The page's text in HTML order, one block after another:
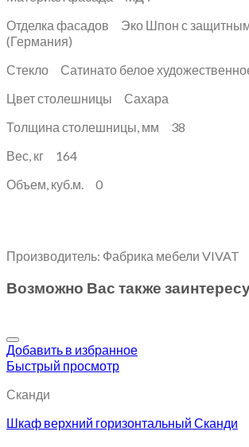
Отделка фасадов Эко Шпон с
(Германия)
Стекло Сатинато белое
Цвет столешницы Сахара
Толщина столешницы, мм 38
Вес, кг 164
Объем, куб.м. 0
Производитель: Фабрика мебели VIVAT
Возможно Вас также
Добавить в избранное
Быстрый просмотр
Сканди
Шкаф верхний горизонтальный Сканди